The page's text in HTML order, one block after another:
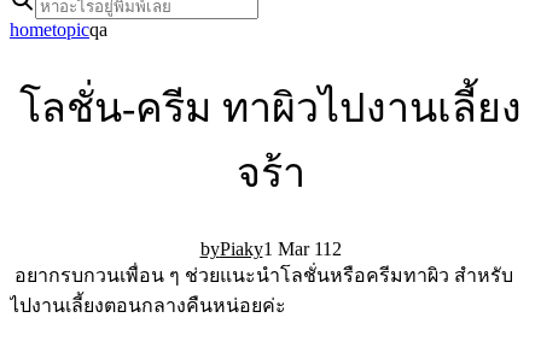
hometopicqa
โลชั่น-ครีม ทาผิวไปงานเลี้ยง
จร้า
Piaky1 Mar 112
อยากรบกวนเพื่อน ๆ ช่วยแนะนำโลชั่นหรือครีมทาผิว สำหรับ
ไปงานเลี้ยงตอนกลางคืนหน่อยค่ะ